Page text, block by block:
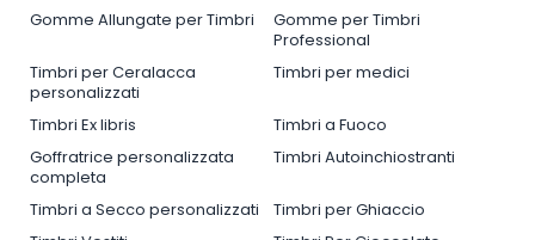
Gomme Allungate per Timbri
Gomme per Timbri
Professional
Timbri per Ceralacca
personalizzati
Timbri per medici
Timbri Ex libris
Timbri a Fuoco
Goffratrice personalizzata
completa
Timbri Autoinchiostranti
Timbri a Secco personalizzati
Timbri per Ghiaccio